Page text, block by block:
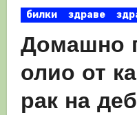
билки здраве
Домашно
олио от
рак на